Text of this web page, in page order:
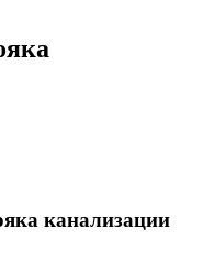
канализации